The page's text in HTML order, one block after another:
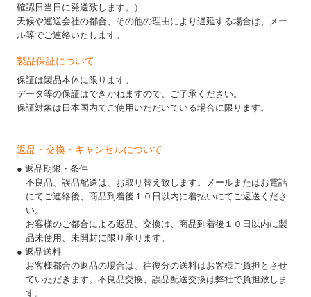
確認日当日に発送致します。）
天候や運送会社の都合、その他の理由により遅延する場合は、メー
ル等でご連絡いたします。
製品保証について
保証は製品本体に限ります。
データ等の保証はできかねますので、ご了承ください。
保証対象は日本国内でご使用いただいている場合に限ります。
返品・交換・キャンセルについて
● 返品期限・条件
不良品、誤品配送は、お取り替え致します。メールまたはお電話
にてご連絡後、商品到着後１０日以内に着払いにてご返送くださ
い。
お客様のご都合による返品、交換は、商品到着後１０日以内に製
品未使用、未開封に限り承ります。
● 返品送料
お客様都合の返品の場合は、往復分の送料はお客様ご負担とさせ
ていただきます。不良品交換、誤品配送交換は弊社で負担致しま
す。